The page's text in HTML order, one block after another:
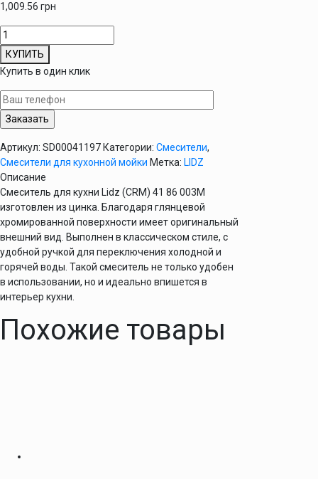
1,009.56 грн
Количество
товара
Смеситель
для
кухни
Lidz
(CRM)
86
003M
150
мм
КУПИТЬ
Купить в один клик
Артикул: SD00041197 Категории: Смесители,
Смесители для кухонной мойки Метка: LIDZ
Описание
Смеситель для кухни Lidz (CRM) 41 86 003M
изготовлен из цинка. Благодаря глянцевой
хромированной поверхности имеет оригинальный
внешний вид. Выполнен в классическом стиле, с
удобной ручкой для переключения холодной и
горячей воды. Такой смеситель не только удобен
в использовании, но и идеально впишется в
интерьер кухни.
Похожие товары